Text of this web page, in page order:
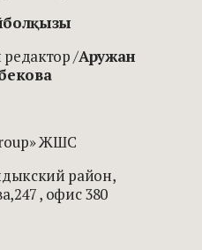
/Аружан
ЖШС
район,
, офис 380